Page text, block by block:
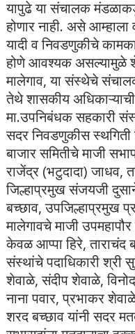
यापुढे या संचालक
होणार नाही. असे
यादी व निवडणुकीचे
होणे आवश्यक असल्यामुळे
मालेगाव, या संस्थेचे
तेथे शासकीय
मा.उपनिबंधक सहकारी
सदर निवडणुकीस स्थगिती
बाजार समितीचे माजी
राजेंद्र (भटुदादा) जाधव,
जिल्हाप्रमुख संजयजी
बच्छाव, उपजिल्हाप्रमुख
मालेगावचे माजी
केवळ आप्पा हिरे, ताराचंद
संस्थांचे पदाधिकारी श्री
शेवाळे, संदीप शेवाळे,
नाना पवार, प्रभाकर
शरद बच्छाव यांनी सदर